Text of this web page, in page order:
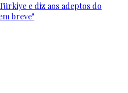
e diz aos adeptos do
breve"